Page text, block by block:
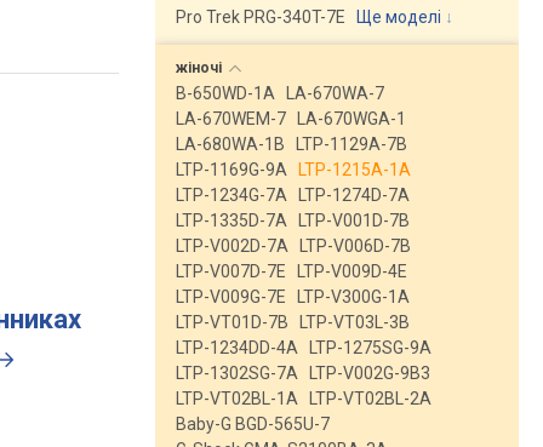
Pro Trek PRG-340T-7E
Ще моделі ↓
жіночі
B-650WD-1A
LA-670WA-7
LA-670WEM-7
LA-670WGA-1
LA-680WA-1B
LTP-1129A-7B
LTP-1169G-9A
LTP-1215A-1A
LTP-1234G-7A
LTP-1274D-7A
LTP-1335D-7A
LTP-V001D-7B
LTP-V002D-7A
LTP-V006D-7B
LTP-V007D-7E
LTP-V009D-4E
LTP-V009G-7E
LTP-V300G-1A
LTP-VT01D-7B
LTP-VT03L-3B
LTP-1234DD-4A
LTP-1275SG-9A
LTP-1302SG-7A
LTP-V002G-9B3
LTP-VT02BL-1A
LTP-VT02BL-2A
Baby-G BGD-565U-7